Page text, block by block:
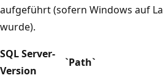
aufgeführt (sofern Windows auf
wurde).
SQL Server-
Version
`Path`